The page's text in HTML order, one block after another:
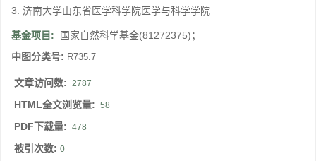
3. 济南大学山东省医学科学院医学与科学学院
基金项目:
国家自然科学基金(81272375)；
中图分类号: R735.7
文章访问数: 2787
HTML全文浏览量: 58
PDF下载量: 478
被引次数: 0